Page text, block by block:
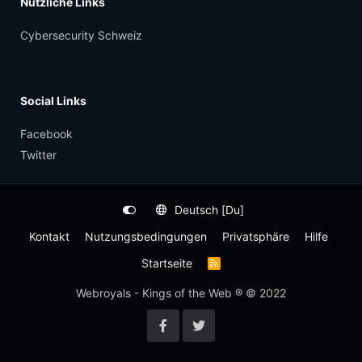
Cybersecurity Schweiz
Social Links
Facebook
Twitter
Deutsch [Du]
Kontakt
Nutzungsbedingungen Privatsphäre
Hilfe
Startseite
R
S
Webroyals - Kings of the Web ® © 2022